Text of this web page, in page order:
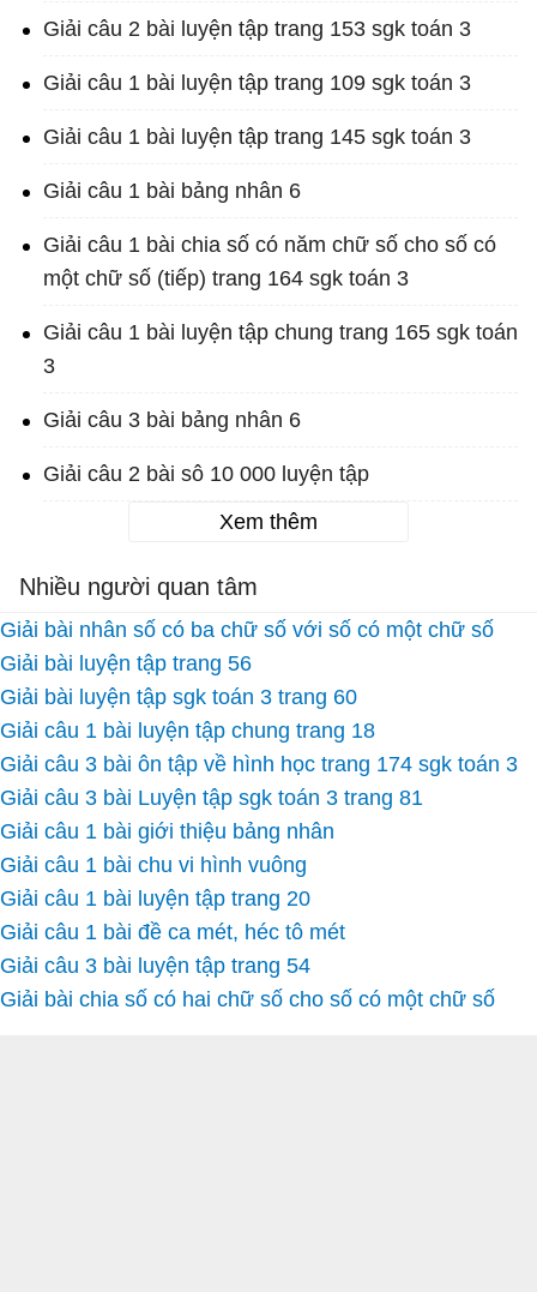
Giải câu 2 bài luyện tập trang 153 sgk toán 3
Giải câu 1 bài luyện tập trang 109 sgk toán 3
Giải câu 1 bài luyện tập trang 145 sgk toán 3
Giải câu 1 bài bảng nhân 6
Giải câu 1 bài chia số có năm chữ số cho số có
một chữ số (tiếp) trang 164 sgk toán 3
Giải câu 1 bài luyện tập chung trang 165 sgk toán
3
Giải câu 3 bài bảng nhân 6
Giải câu 2 bài sô 10 000 luyện tập
Xem thêm
Nhiều người quan tâm
Giải bài nhân số có ba chữ số với số có một chữ số
Giải bài luyện tập trang 56
Giải bài luyện tập sgk toán 3 trang 60
Giải câu 1 bài luyện tập chung trang 18
Giải câu 3 bài ôn tập về hình học trang 174 sgk toán 3
Giải câu 3 bài Luyện tập sgk toán 3 trang 81
Giải câu 1 bài giới thiệu bảng nhân
Giải câu 1 bài chu vi hình vuông
Giải câu 1 bài luyện tập trang 20
Giải câu 1 bài đề ca mét, héc tô mét
Giải câu 3 bài luyện tập trang 54
Giải bài chia số có hai chữ số cho số có một chữ số